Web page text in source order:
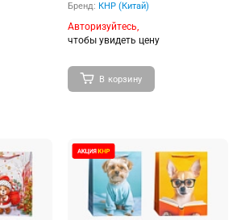
Бренд: КНР (Китай)
Авторизуйтесь,
чтобы увидеть цену
В корзину